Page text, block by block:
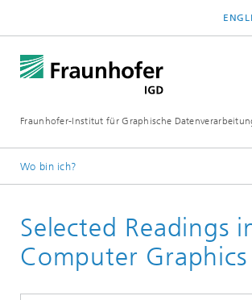
Fraunhofer-Institut für Graphische
Wo bin ich?
Wiss. Publikationen
Selected Readings
Selected Readings
Computer Graphics